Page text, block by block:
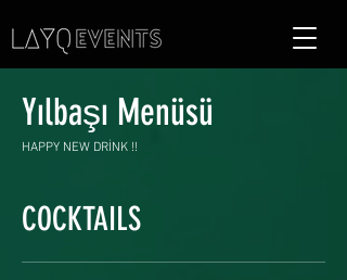
Yılbaşı Menüsü
HAPPY NEW DRİNK !!
COCKTAILS